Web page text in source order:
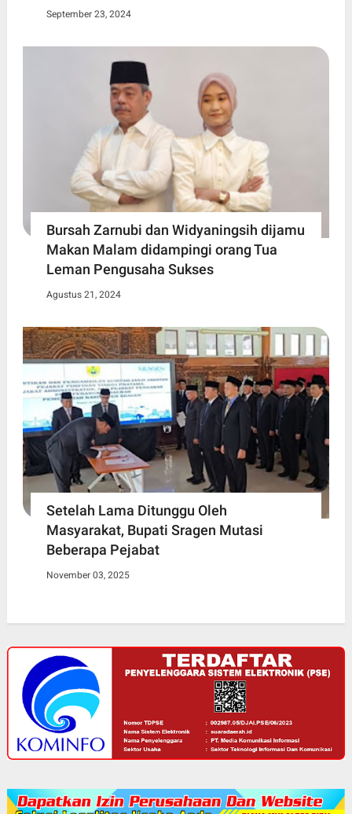
September 23, 2024
Bursah Zarnubi dan Widyaningsih dijamu
Makan Malam didampingi orang Tua
Leman Pengusaha Sukses
Agustus 21, 2024
Setelah Lama Ditunggu Oleh
Masyarakat, Bupati Sragen Mutasi
Beberapa Pejabat
November 03, 2025